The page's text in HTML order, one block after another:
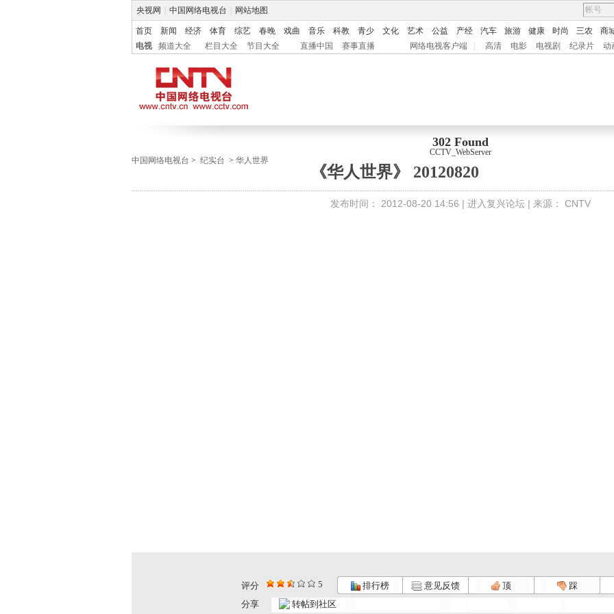
央视网 中国网络电视台 网站地图
首页 新闻 经济 体育 综艺 春晚 戏曲 音乐 科教 青少 文化 艺术 公益 产经 汽车 旅游 健康 时尚 三农
商
电视
频道大全 栏目大全 节目大全 直播中国 赛事直播 网络电视客户端 高清 电影 电视剧 纪录片 动
302 Found
CCTV_WebServer
中国网络电视台 > 纪实台 > 华人世界
《华人世界》 20120820
发布时间： 2012-08-20 14:56 | 进入复兴论坛 | 来源： CNTV
评分 5 排行榜 意见反馈 顶
踩
分享
转帖到社区